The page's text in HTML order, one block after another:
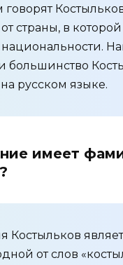
говорят
страны, в
большинство
русском языке.
имеет
Костыльков
от слов